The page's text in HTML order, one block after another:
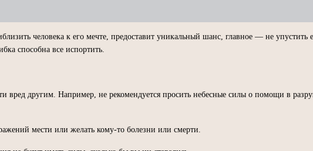
человека к его мечте, предоставит уникальный шанс, главное — не упустить
способна все испортить.
вред другим. Например, не рекомендуется просить небесные силы о помощи в
мести или желать кому-то болезни или смерти.